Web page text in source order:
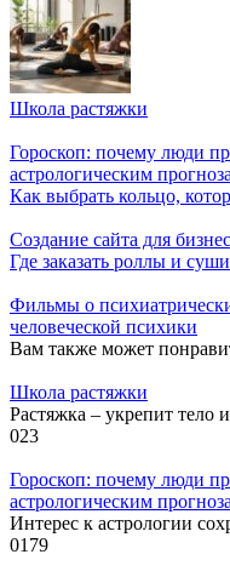
Школа растяжки
Гороскоп: почему люди
астрологическим
Как выбрать кольцо,
Создание сайта для
Где заказать роллы и
Фильмы о
человеческой психики
Вам также может
Школа растяжки
Растяжка – укрепит тело
023
Гороскоп: почему люди
астрологическим
Интерес к астрологии
0179